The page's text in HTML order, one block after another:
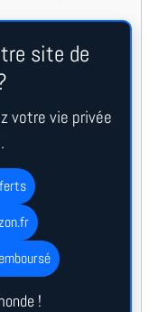
site de
votre vie privée
!